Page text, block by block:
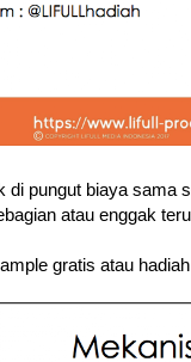
di pungut biaya sama
atau enggak
gratis atau